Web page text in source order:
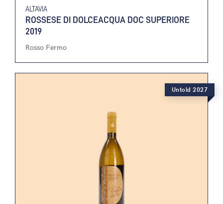
ALTAVIA
ROSSESE DI DOLCEACQUA DOC SUPERIORE
2019
Rosso Fermo
Untold 2027